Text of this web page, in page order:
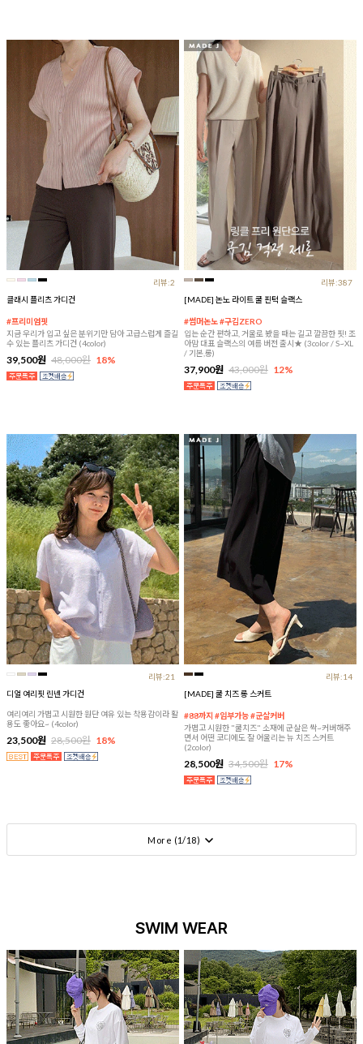
리뷰:2
클래시 플리츠 가디건
#프리미엄핏
지금 우리가 입고 싶은 분위기만 담아 고급스럽게 즐길
수 있는 플리츠 가디건 (4color)
39,500원 48,000원 18%
리뷰:387
[MADE] 논노 라이트 쿨 핀턱 슬랙스
#썸머논노 #구김ZERO
입는 순간 편하고, 거울로 봤을 때는 길고 깔끔한 핏! 조
아맘 대표 슬랙스의 여름 버전 출시★ (3color / S~XL
/ 기본,롱)
37,900원 43,000원 12%
리뷰:21
디얼 여리핏 린넨 가디건
여리여리 가볍고 시원한 원단 여유 있는 착용감이라 활
용도 좋아요~ (4color)
23,500원 28,500원 18%
리뷰:14
[MADE] 쿨 치즈 롱 스커트
#88까지 #임부가능 #군살커버
가볍고 시원한 "쿨치즈" 소재에 군살은 싹~커버해주
면서 어떤 코디에도 잘 어울리는 뉴 치즈 스커트
(2color)
28,500원 34,500원 17%
More (1/18)
SWIM WEAR